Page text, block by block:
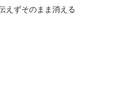
えずそのまま消える